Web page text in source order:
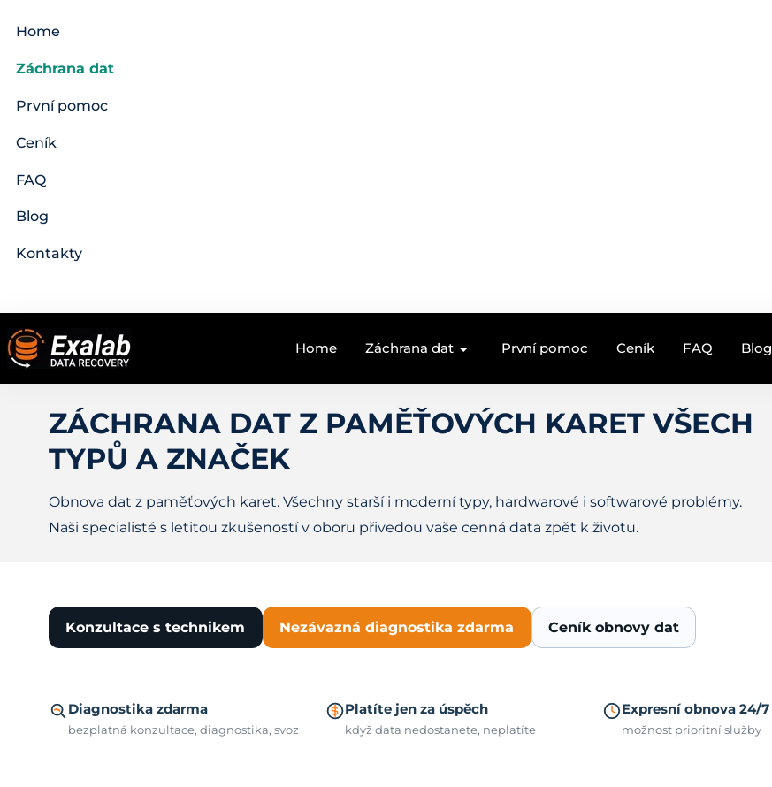
Home
Záchrana dat
První pomoc
Ceník
FAQ
Blog
Kontakty
Home Záchrana dat První pomoc Ceník FAQ Blog
ZÁCHRANA DAT Z PAMĚŤOVÝCH KARET VŠECH
TYPŮ A ZNAČEK
Obnova dat z paměťových karet. Všechny starší i moderní typy, hardwarové i softwarové problémy.
Naši specialisté s letitou zkušeností v oboru přivedou vaše cenná data zpět k životu.
Konzultace s technikem Nezávazná diagnostika zdarma Ceník obnovy dat
Diagnostika zdarma
bezplatná konzultace, diagnostika, svoz
Platíte jen za úspěch
když data nedostanete, neplatíte
Expresní obnova 24/7
možnost prioritní služby